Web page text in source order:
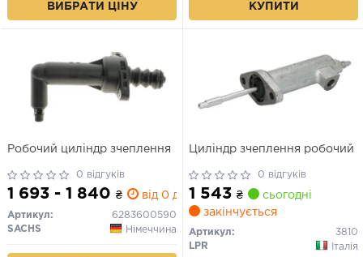
ВИБРАТИ ЦІНУ КУПИТИ
Робочий циліндр зчеплення
0 відгуків
1 693 - 1 840 ₴ від 0 дн.
Артикул:
6283600590
SACHS
Німеччина
Циліндр зчеплення робочий
0 відгуків
1 543 ₴
сьогодні
закінчується
Артикул:
3810
LPR
Італія